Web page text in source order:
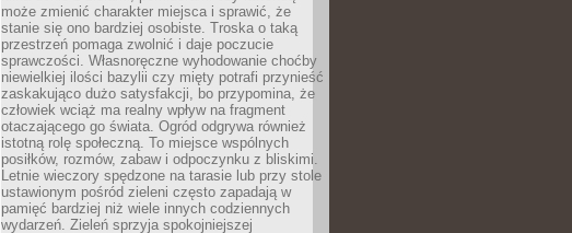
może zmienić charakter miejsca i sprawić, że
stanie się ono bardziej osobiste. Troska o taką
przestrzeń pomaga zwolnić i daje poczucie
sprawczości. Własnoręczne wyhodowanie choćby
niewielkiej ilości bazylii czy mięty potrafi przynieść
zaskakująco dużo satysfakcji, bo przypomina, że
człowiek wciąż ma realny wpływ na fragment
otaczającego go świata. Ogród odgrywa również
istotną rolę społeczną. To miejsce wspólnych
posiłków, rozmów, zabaw i odpoczynku z bliskimi.
Letnie wieczory spędzone na tarasie lub przy stole
ustawionym pośród zieleni często zapadają w
pamięć bardziej niż wiele innych codziennych
wydarzeń. Zieleń sprzyja spokojniejszej